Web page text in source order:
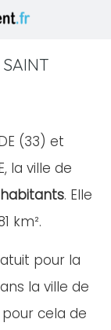
(33) et
la ville de
. Elle
km².
pour la
la ville de
pour cela de